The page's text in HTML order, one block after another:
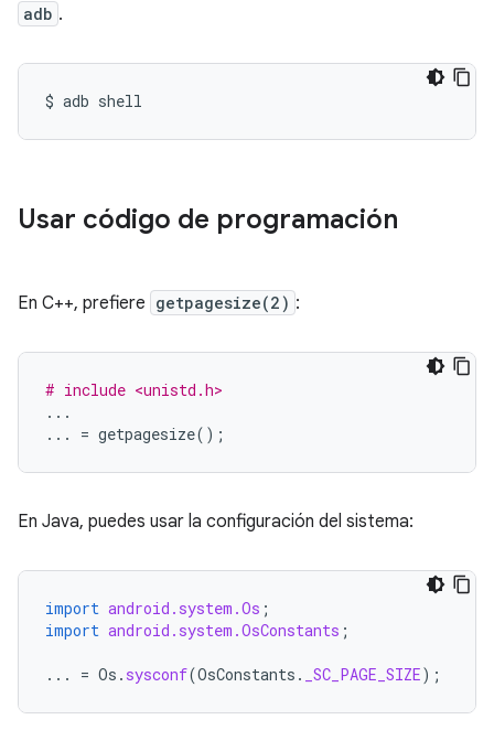
adb .
$ adb
Usar código de programación
En C++, prefiere getpagesize(2) :
# include <unistd.h>
...
...
= getpagesize();
En Java, puedes usar la configuración del sistema:
import android.system.Os ;
import android.system.OsConstants ;
... = Os . sysconf(OsConstants . _SC_PAGE_SIZE);